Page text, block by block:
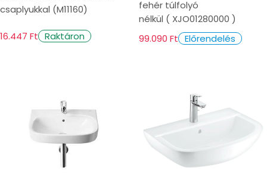
csaplyukkal (M11160)
16.447 Ft Raktáron
fehér túlfolyó
nélkül ( XJO01280000 )
99.090 Ft Előrendelés